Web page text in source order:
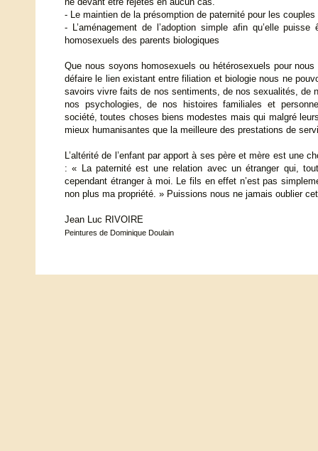
- Le maintien de la présomption de paternité pour les
- L’aménagement de l’adoption simple afin qu’elle
homosexuels des parents biologiques
Que nous soyons homosexuels ou hétérosexuels pour
défaire le lien existant entre filiation et biologie nous ne
savoirs vivre faits de nos sentiments, de nos sexualités, de
nos psychologies, de nos histoires familiales et
société, toutes choses biens modestes mais qui malgré
mieux humanisantes que la meilleure des prestations de
L’altérité de l’enfant par apport à ses père et mère est une
: « La paternité est une relation avec un étranger qui,
cependant étranger à moi. Le fils en effet n’est pas
non plus ma propriété. » Puissions nous ne jamais oublier
Jean Luc RIVOIRE
Peintures de Dominique Doulain